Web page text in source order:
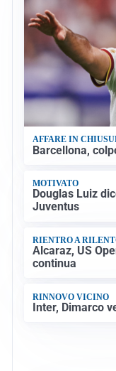
AFFARE IN
Barcellona,
MOTIVATO
Douglas Luiz
Juventus
RIENTRO A
Alcaraz, US
continua
RINNOVO VICINO
Inter, Dimarco